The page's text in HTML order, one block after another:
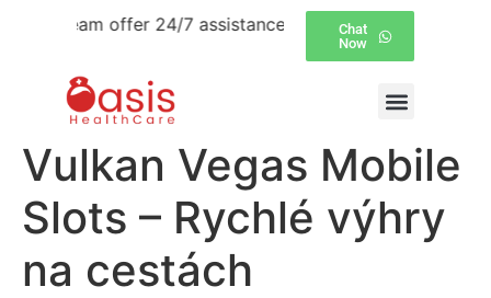
team offer 24/7 assistance over email and WhatsApp.
Chat
Now
Vulkan Vegas Mobile
Slots – Rychlé výhry
na cestách